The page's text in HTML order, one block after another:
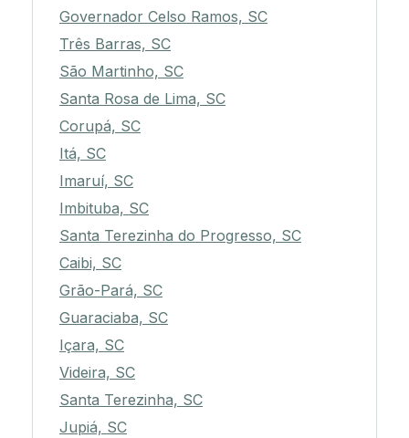
Governador Celso Ramos, SC
Três Barras, SC
São Martinho, SC
Santa Rosa de Lima, SC
Corupá, SC
Itá, SC
Imaruí, SC
Imbituba, SC
Santa Terezinha do Progresso, SC
Caibi, SC
Grão-Pará, SC
Guaraciaba, SC
Içara, SC
Videira, SC
Santa Terezinha, SC
Jupiá, SC